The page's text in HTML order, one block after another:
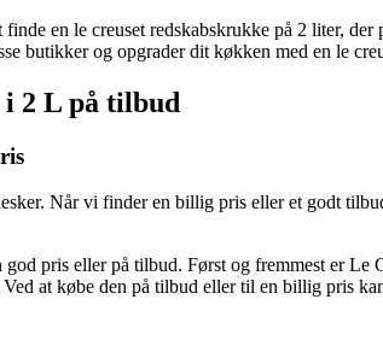
en le creuset redskabskrukke på 2 liter,
butikker og opgrader dit køkken med en le
2 L på tilbud
Når vi finder en billig pris eller et godt
pris eller på tilbud. Først og fremmest er
at købe den på tilbud eller til en billig pris